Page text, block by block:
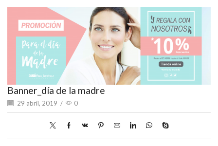
Banner_día de la madre
29 abril, 2019 / 0